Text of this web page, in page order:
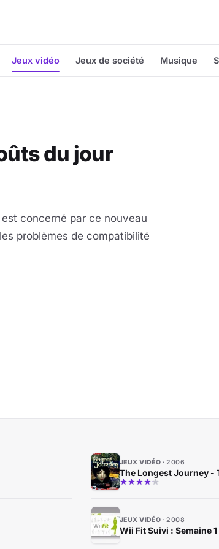
Jeux vidéo Jeux de société Musique
du jour
concerné par ce nouveau
problèmes de compatibilité
JEUX VIDÉO 2006
The Longest Journey -
JEUX VIDÉO 2008
Wii Fit Suivi : Semaine 1